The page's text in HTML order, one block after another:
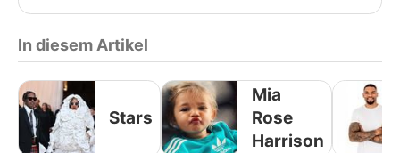
In diesem Artikel
Stars
Mia
Rose
Harrison